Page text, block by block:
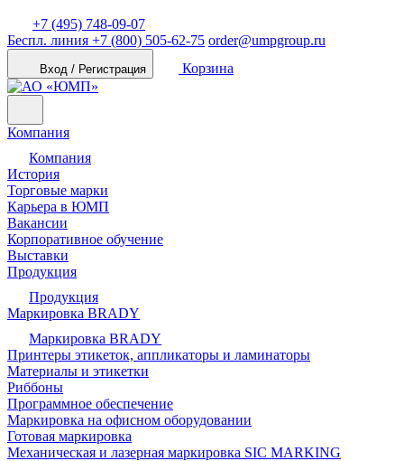
+7 (495) 748-09-07
Беспл. линия +7 (800) 505-62-75 order@umpgroup.ru
Вход / Регистрация Корзина
Компания
Компания
История
Торговые марки
Карьера в ЮМП
Вакансии
Корпоративное обучение
Выставки
Продукция
Продукция
Маркировка BRADY
Маркировка BRADY
Принтеры этикеток, аппликаторы и ламинаторы
Материалы и этикетки
Риббоны
Программное обеспечение
Маркировка на офисном оборудовании
Готовая маркировка
Механическая и лазерная маркировка SIC MARKING